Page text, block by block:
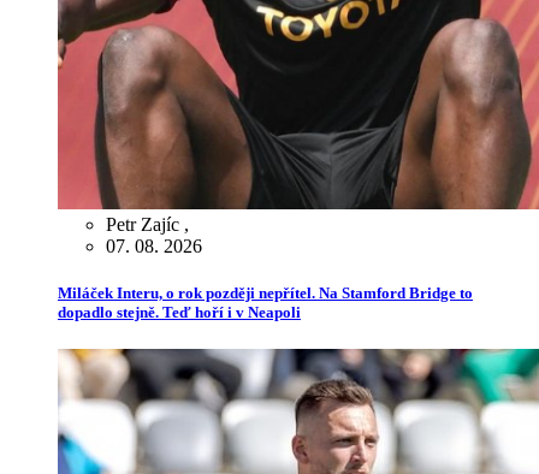
Petr Zajíc ,
07. 08. 2026
Miláček Interu, o rok později nepřítel. Na Stamford Bridge to
dopadlo stejně. Teď hoří i v Neapoli